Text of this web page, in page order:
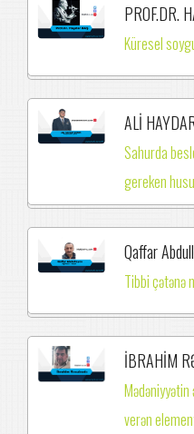
PROF.DR.
Küresel
ALİ
Sahurda
gereken
Qaffar
Tibbi çətənə
İBRAHİM
verən